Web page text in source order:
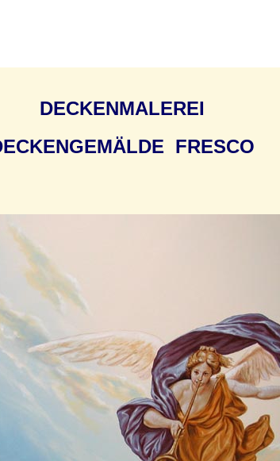
DECKENMALEREI
FRESCO